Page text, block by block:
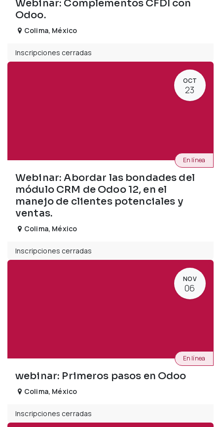
Webinar: Complementos CFDI con
Odoo.
Colima, México
Inscripciones cerradas
OCT
23
Webinar: Abordar las bondades del
módulo CRM de Odoo 12, en el
manejo de clientes potenciales y
ventas.
En línea
Colima, México
Inscripciones cerradas
NOV
06
webinar: Primeros pasos en Odoo
En línea
Colima, México
Inscripciones cerradas